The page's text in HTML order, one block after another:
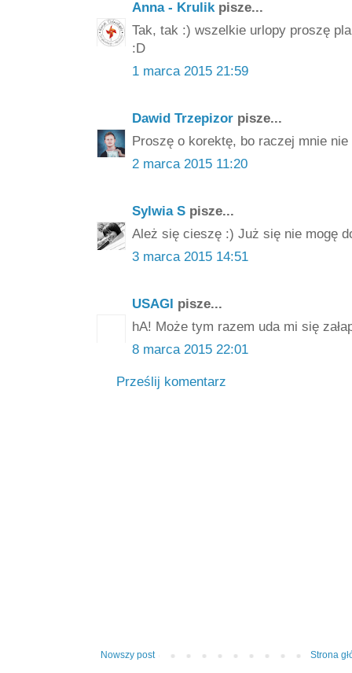
Anna - Krulikpisze...
Tak, tak :) wszelkie urlopy proszę
:D
1 marca 2015 21:59
Dawid Trzepizor pisze...
Proszę o korektę, bo raczej mnie nie
2 marca 2015 11:20
Sylwia S pisze...
Ależ się cieszę :) Już się nie mogę
3 marca 2015 14:51
USAGI pisze...
hA! Może tym razem uda mi się
8 marca 2015 22:01
Prześlij komentarz
Nowszy post Strona